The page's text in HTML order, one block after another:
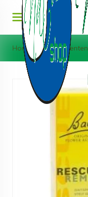
Home > Supplementen